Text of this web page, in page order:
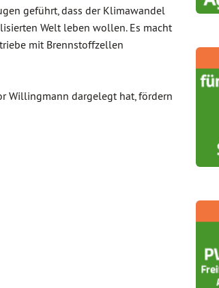
geführt, dass der Klimawandel
Welt leben wollen. Es macht
mit Brennstoffzellen
Willingmann dargelegt hat, fördern